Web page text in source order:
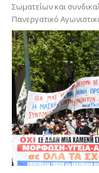
Σωματείων και
Πανεργατικό